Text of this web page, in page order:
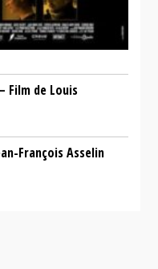
Film de Louis
François Asselin